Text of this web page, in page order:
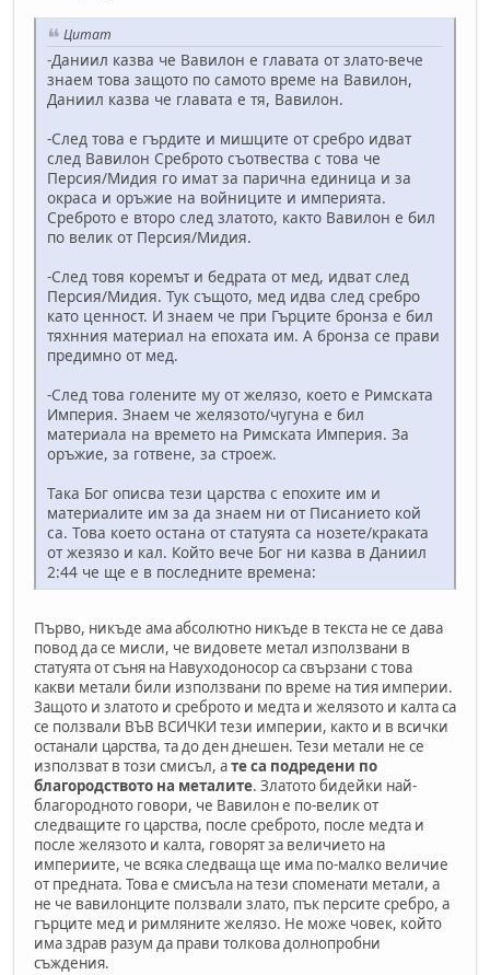
Цитат
-Даниил казва че Вавилон е главата от злато-вече
знаем това защото по самото време на Вавилон,
Даниил казва че главата е тя, Вавилон.
-След това е гърдите и мишците от сребро идват
след Вавилон Среброто съотвества с това че
Персия/Мидия го имат за парична единица и за
окраса и оръжие на войниците и империята.
Среброто е второ след златото, както Вавилон е бил
по велик от Персия/Мидия.
-След товя коремът и бедрата от мед, идват след
Персия/Мидия. Тук същото, мед идва след сребро
като ценност. И знаем че при Гърците бронза е бил
тяхнния материал на епохата им. А бронза се прави
предимно от мед.
-След това голените му от желязо, което е Римската
Империя. Знаем че желязото/чугуна е бил
материала на времето на Римската Империя. За
оръжие, за готвене, за строеж.
Така Бог описва тези царства с епохите им и
материалите им за да знаем ни от Писанието кой
са. Това което остана от статуята са нозете/краката
от жезязо и кал. Който вече Бог ни казва в Даниил
2:44 че ще е в последните времена:
Първо, никъде ама абсолютно никъде в текста не се дава
повод да се мисли, че видовете метал използвани в
статуята от съня на Навуходоносор са свързани с това
какви метали били използвани по време на тия империи.
Защото и златото и среброто и медта и желязото и калта са
се ползвали ВЪВ ВСИЧКИ тези империи, както и в всички
останали царства, та до ден днешен. Тези метали не се
използват в този смисъл, ате са подредени по
благородството на металите. Златото бидейки най-
благородното говори, че Вавилон е по-велик от
следващите го царства, после среброто, после медта и
после желязото и калта, говорят за величието на
империите, че всяка следваща ще има по-малко величие
от предната. Това е смисъла на тези споменати метали, а
не че вавилонците ползвали злато, пък персите сребро, а
гърците мед и римляните желязо. Не може човек, който
има здрав разум да прави толкова долнопробни
съждения.